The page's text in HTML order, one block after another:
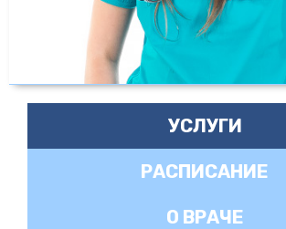
УСЛУГИ
РАСПИСАНИЕ
О ВРАЧЕ